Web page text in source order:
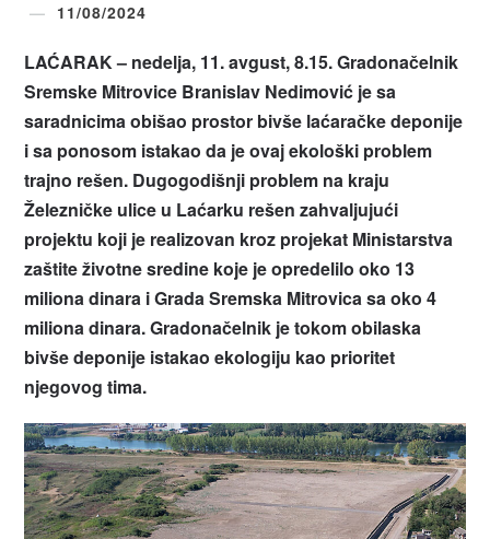
11/08/2024
LAĆARAK – nedelja, 11. avgust, 8.15. Gradonačelnik
Sremske Mitrovice Branislav Nedimović je sa
saradnicima obišao prostor bivše laćaračke deponije
i sa ponosom istakao da je ovaj ekološki problem
trajno rešen. Dugogodišnji problem na kraju
Železničke ulice u Laćarku rešen zahvaljujući
projektu koji je realizovan kroz projekat Ministarstva
zaštite životne sredine koje je opredelilo oko 13
miliona dinara i Grada Sremska Mitrovica sa oko 4
miliona dinara. Gradonačelnik je tokom obilaska
bivše deponije istakao ekologiju kao prioritet
njegovog tima.